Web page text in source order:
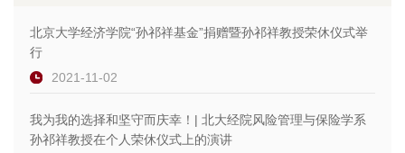
北京大学经济学院“孙祁祥基金”捐赠暨孙祁祥教授荣休仪式举
行
2021-11-02
我为我的选择和坚守而庆幸！| 北大经院风险管理与保险学系
孙祁祥教授在个人荣休仪式上的演讲